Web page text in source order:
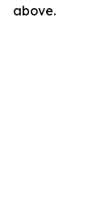
above.